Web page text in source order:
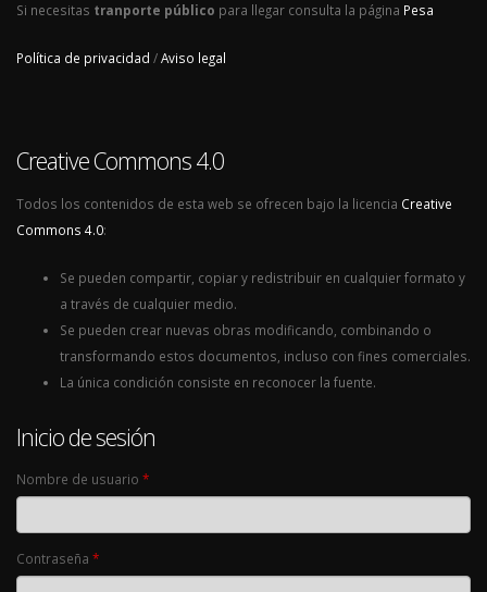
Si necesitas tranporte público para llegar consulta la página Pesa
Política de privacidad /Aviso legal
Creative Commons 4.0
Todos los contenidos de esta web se ofrecen bajo la licencia Creative
Commons 4.0:
Se pueden compartir, copiar y redistribuir en cualquier formato y
a través de cualquier medio.
Se pueden crear nuevas obras modificando, combinando o
transformando estos documentos, incluso con fines comerciales.
La única condición consiste en reconocer la fuente.
Inicio de sesión
Nombre de usuario *
Contraseña *